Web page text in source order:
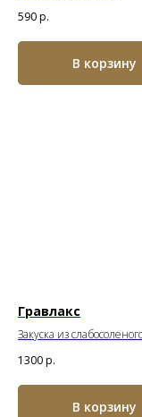
590р.
В корзину
Гравлакс
Закуска из
1300р.
В корзину